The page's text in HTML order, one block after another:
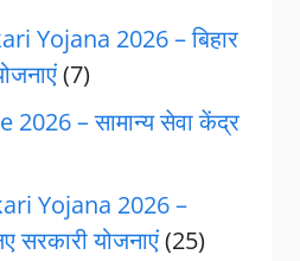
Yojana 2026 – बिहार
(7)
2026 – सामान्य सेवा केंद्र
Yojana 2026 –
सरकारी योजनाएं(25)